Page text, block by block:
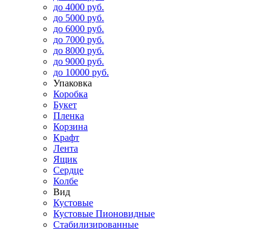
до 4000 руб.
до 5000 руб.
до 6000 руб.
до 7000 руб.
до 8000 руб.
до 9000 руб.
до 10000 руб.
Упаковка
Коробка
Букет
Пленка
Корзина
Крафт
Лента
Ящик
Сердце
Колбе
Вид
Кустовые
Кустовые Пионовидные
Стабилизированные